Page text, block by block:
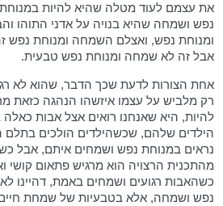
את עצמם לעוד מטלה שהיא להיות
נפש ושמחה שהיא בנויה על אדני התוהו
ומנוחת נפש, ואצלם השמחה ומנוחת נפש זה
אבל זה לא שמחה ומנוחת נפש טבעית.
אחת הצורות לדעת שכך הדבר, שהוא לא
רק מלביש על עצמו איזשהו הנהגה כזאת
להיות, היא שאנחנו רואים אצל אבות
הילדים שלהם, שכשהילדים הולכים בתלם
נראים במנוחת נפש ושמחים איתם, אבל
מהתכנית הרצויה הוא מרגיש פתאום קושי
כשהאבות רגועים ושמחים באמת, דהיינו
נפש ושמחה, אלא בטבעיות של שמחת